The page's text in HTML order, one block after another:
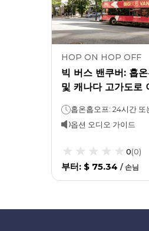
HOP ON HOP OFF
빅 버스 밴쿠버: 홉
및 캐나다 고가도로
옵션 오디오 가이드
0(0)
부터: $ 75.34 / 손님